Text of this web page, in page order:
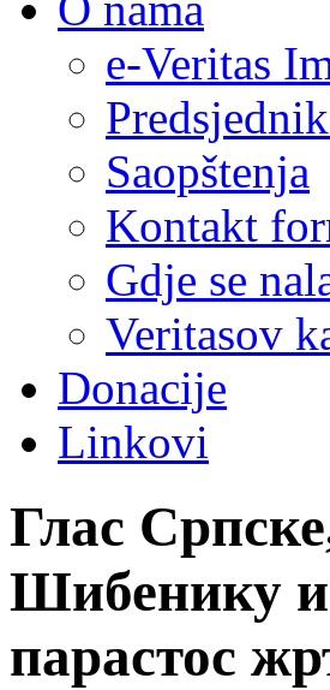
e-Veritas
Saopštenja
Kontakt
Gdje se
Veritasov
Donacije
Linkovi
Глас
Шибенику и
парастос